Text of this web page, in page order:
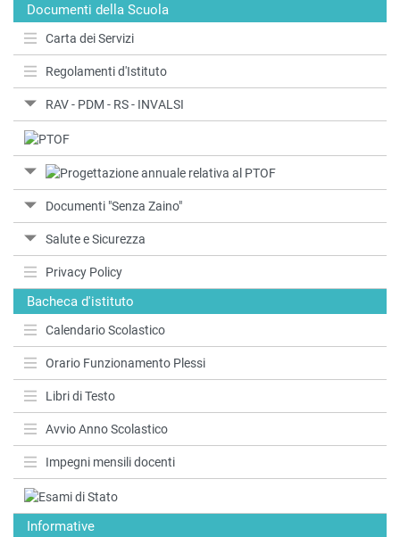
Documenti della Scuola
Carta dei Servizi
Regolamenti d'Istituto
RAV - PDM - RS - INVALSI
Documenti "Senza Zaino"
Salute e Sicurezza
Privacy Policy
Bacheca d'istituto
Calendario Scolastico
Orario Funzionamento Plessi
Libri di Testo
Avvio Anno Scolastico
Impegni mensili docenti
Informative